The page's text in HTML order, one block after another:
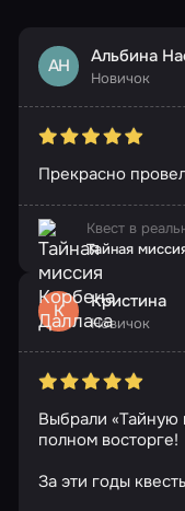
АН Альбина
Новичок
Прекрасно
Квест в
Тайная
К Кристина
Новичок
Выбрали «Тайную
полном восторге!
За эти годы